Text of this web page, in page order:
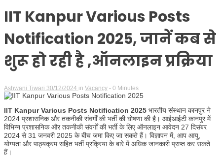
IIT Kanpur Various Posts
Notification 2025, जानें कब से
शुरू हो रही है ,ऑनलाइन प्रक्रिया
Ashwani Tiwari 30/12/2024 in Vacancy - 0 Minutes
IIT Kanpur Various Posts Notification 2025 भारतीय संस्थान कानपुर ने
2024 प्रशासनिक और तकनीकी संवर्गों की भर्ती की घोषणा की है। आईआईटी कानपुर में
विभिन्न प्रशासनिक और तकनीकी संवर्गों की भर्ती के लिए ऑनलाइन आवेदन 27 दिसंबर
2024 से 31 जनवरी 2025 के बीच जमा किए जा सकते हैं। विज्ञापन में, आप आयु,
योग्यता और पाठ्यक्रम सहित भर्ती प्रक्रिया के बारे में अधिक जानकारी प्राप्त कर सकते
हैं।